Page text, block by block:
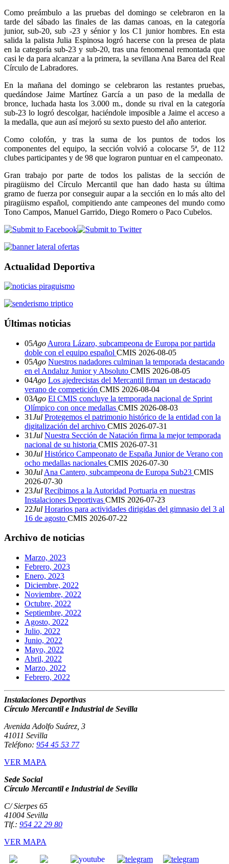
Como preámbulo a las pruebas del domingo se celebraron en la
tarde del sábado las finales de las damas canoas, en la categoría
junior, sub-20, sub -23 y sénior y los C1 junior hombres. En esta
salida la palista Julia Espinosa logró hacerse con la presea de plata
en la categoría sub-23 y sub-20, tras una fenomenal remontada que
casi le da para alcanzar a la primera, la sevillana Ana Barea del Real
Círculo de Labradores.
En la mañana del domingo se celebraron las restantes pruebas,
quedándose Jaime Martínez García a un paso de la medalla de
bronce, luchada hasta los 3.000 m., donde su rival en la categoría
sub-23 lo logró descolgar, haciéndole imposible a Jaime el acceso a
la medalla, que aun así mejoró su sexto puesto del año anterior.
Como colofón, y tras la suma de los puntos de todos los
componentes del equipo, la sección volvió a colocarse 5ª, de 112
clubes participantes y de 98 que lograron puntuar en el campeonato.
Gran trabajo por parte de todos los palistas de la sección de
piragüismo del Círculo Mercantil que han dado hasta su última
gramo de fuerza por conseguir aupar a la sección en lo más alto del
piragüismo español, compitiendo ante campeones del mundo como
Tono Campos, Manuel Garrido, Diego Romero o Paco Cubelos.
Actualidad Deportiva
Últimas noticias
05Ago Aurora Lázaro, subcampeona de Europa por partida
doble con el equipo español CMIS 2026-08-05
05Ago Nuestros nadadores culminan la temporada destacando
en el Andaluz Junior y Absoluto CMIS 2026-08-05
04Ago Los ajedrecistas del Mercantil firman un destacado
verano de competición CMIS 2026-08-04
03Ago El CMIS concluye la temporada nacional de Sprint
Olímpico con once medallas CMIS 2026-08-03
31Jul Protegemos el patrimonio histórico de la entidad con la
digitalización del archivo CMIS 2026-07-31
31Jul Nuestra Sección de Natación firma la mejor temporada
nacional de su historia CMIS 2026-07-31
30Jul Histórico Campeonato de España Junior de Verano con
ocho medallas nacionales CMIS 2026-07-30
30Jul Ana Cantero, subcampeona de Europa Sub23 CMIS
2026-07-30
23Jul Recibimos a la Autoridad Portuaria en nuestras
Instalaciones Deportivas CMIS 2026-07-23
22Jul Horarios para actividades dirigidas del gimnasio del 3 al
16 de agosto CMIS 2026-07-22
Archivo de noticias
Marzo, 2023
Febrero, 2023
Enero, 2023
Diciembre, 2022
Noviembre, 2022
Octubre, 2022
Septiembre, 2022
Agosto, 2022
Julio, 2022
Junio, 2022
Mayo, 2022
Abril, 2022
Marzo, 2022
Febrero, 2022
Instalaciones Deportivas
Círculo Mercantil e Industrial de Sevilla
Avenida Adolfo Suárez, 3
41011 Sevilla
Teléfono: 954 45 53 77
VER MAPA
Sede Social
Círculo Mercantil e Industrial de Sevilla
C/ Sierpes 65
41004 Sevilla
Tlf.: 954 22 29 80
VER MAPA